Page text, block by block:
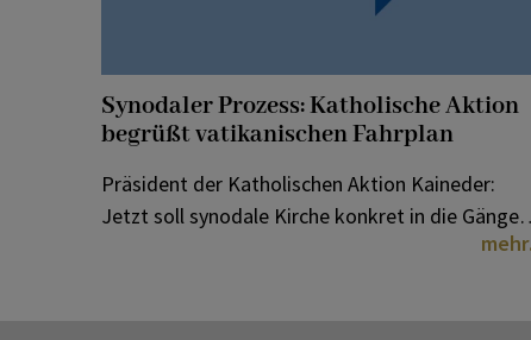
Synodaler Prozess: Katholische Aktion
begrüßt vatikanischen Fahrplan
Präsident der Katholischen Aktion Kaineder:
Jetzt soll synodale Kirche konkret in die Gänge
mehr